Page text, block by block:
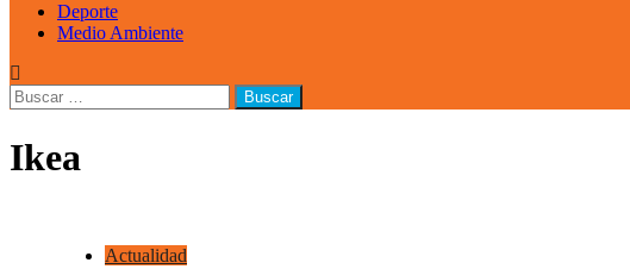
Deporte
Medio Ambiente
Buscar:
Ikea
Actualidad